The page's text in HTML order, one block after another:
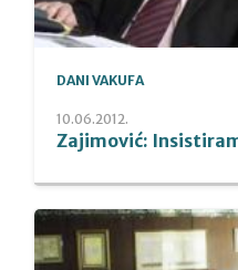
DANI VAKUFA
10.06.2012.
Zajimović: